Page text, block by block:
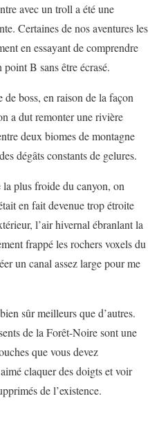
avec un troll a été une
Certaines de nos aventures les
en essayant de comprendre
B sans être écrasé.
boss, en raison de la façon
a dut remonter une rivière
deux biomes de montagne
dégâts constants de gelures.
plus froide du canyon, on
en fait devenue trop étroite
l’air hivernal ébranlant la
frappé les rochers voxels du
un canal assez large pour me
sûr meilleurs que d’autres.
de la Forêt-Noire sont une
que vous devez
claquer des doigts et voir
de l’existence.